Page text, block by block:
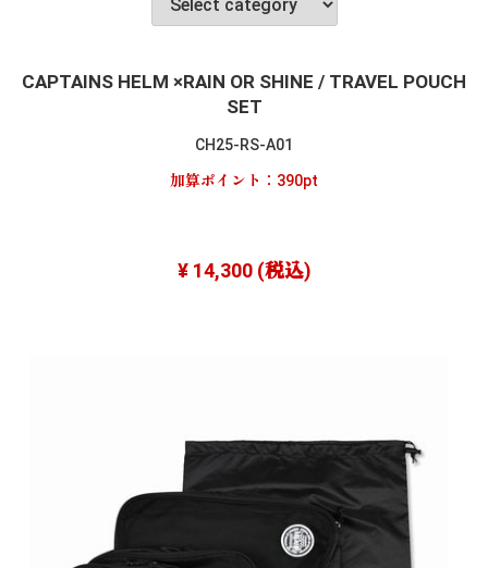
CAPTAINS HELM ×RAIN OR SHINE / TRAVEL POUCH
SET
CH25-RS-A01
加算ポイント： 390pt
¥ 14,300(税込)